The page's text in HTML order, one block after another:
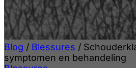
Blog / Blessures /
symptomen en behandeling